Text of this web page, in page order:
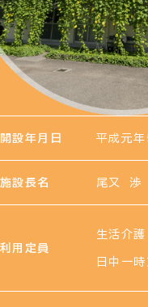
開設年月日 平成元
施設長名 尾又 渉
利用定員
生活介護
日中一時